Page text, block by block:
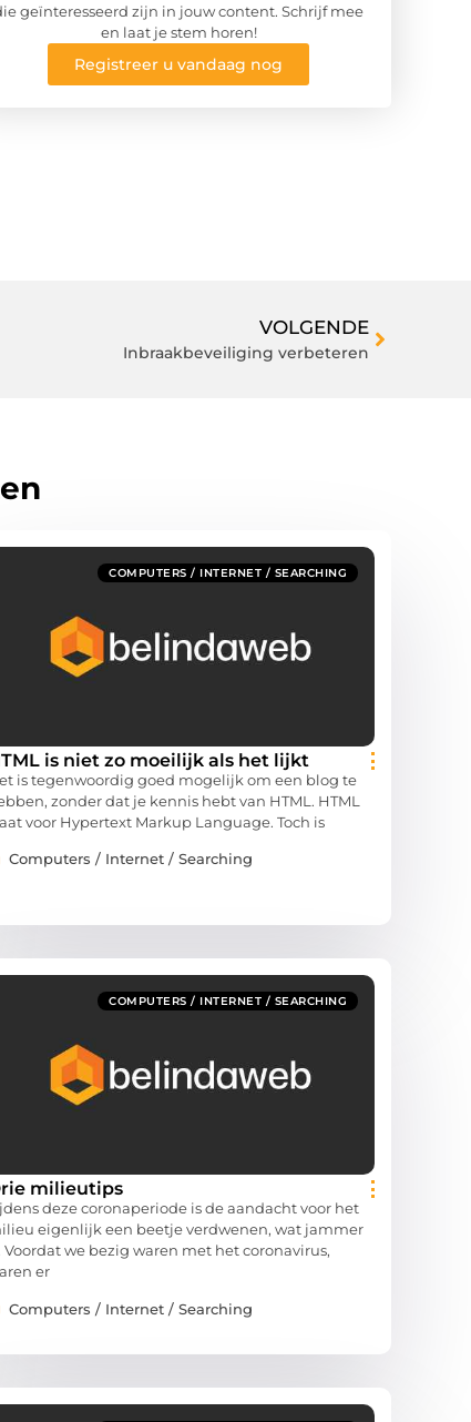
geïnteresseerd zijn in jouw content. Schrijf mee
en laat je stem horen!
Registreer u vandaag nog
VOLGENDE
Inbraakbeveiliging verbeteren
COMPUTERS / INTERNET / SEARCHING
is niet zo moeilijk als het lijkt
is tegenwoordig goed mogelijk om een blog te
zonder dat je kennis hebt van HTML. HTML
voor Hypertext Markup Language. Toch is
Computers / Internet / Searching
COMPUTERS / INTERNET / SEARCHING
milieutips
deze coronaperiode is de aandacht voor het
eigenlijk een beetje verdwenen, wat jammer
Voordat we bezig waren met het coronavirus,
er
Computers / Internet / Searching